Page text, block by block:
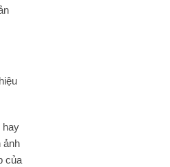
hay
ảnh
của